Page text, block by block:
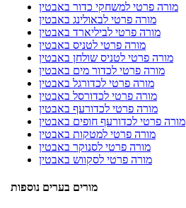
מורה פרטי למשחקי כדור באבטין
מורה פרטי לבאולינג באבטין
מורה פרטי לביליארד באבטין
מורה פרטי לטניס באבטין
מורה פרטי לטניס שולחן באבטין
מורה פרטי לכדור מים באבטין
מורה פרטי לכדורגל באבטין
מורה פרטי לכדורסל באבטין
מורה פרטי לכדורעף באבטין
מורה פרטי לכדורעף חופים באבטין
מורה פרטי למטקות באבטין
מורה פרטי לסנוקר באבטין
מורה פרטי לסקווש באבטין
מורים בערים נוספות